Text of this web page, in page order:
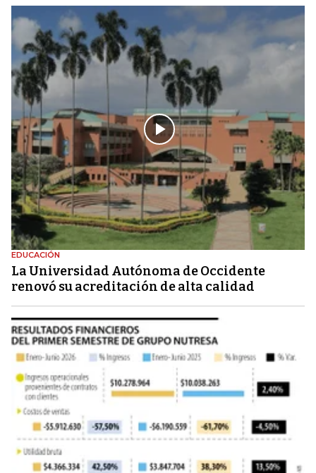
EDUCACIÓN
La Universidad Autónoma de Occidente
renovó su acreditación de alta calidad